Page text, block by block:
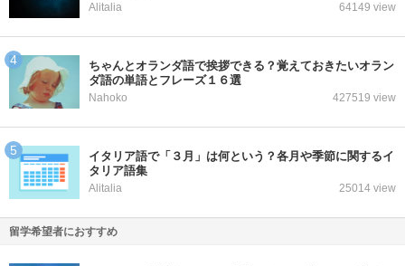
Alitalia 64149 view
ちゃんとオランダ語で挨拶できる？覚えておきたいオラン
ダ語の単語とフレーズ１６選
Nahoko 427519 view
イタリア語で「３月」は何という？各月や季節に関するイ
タリア語集
Alitalia 25014 view
留学希望者におすすめ